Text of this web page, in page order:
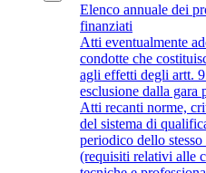
Elenco annuale dei
finanziati
Atti eventualmente
condotte che
agli effetti degli artt.
esclusione dalla
Atti recanti norme,
del sistema di
periodico dello
(requisiti relativi alle